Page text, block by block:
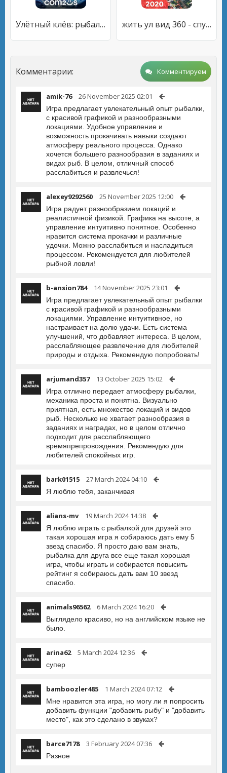
Улётный клёв: рыбалка в 3D жить ул вид 360 - спутник вид , Земля карта
Комментарии: Комментируем
amik-76 26 November 2025 02:01
Игра предлагает увлекательный опыт рыбалки,
с красивой графикой и разнообразными
локациями. Удобное управление и
возможность прокачивать навыки создают
атмосферу реального процесса. Однако
хочется большего разнообразия в заданиях и
видах рыб. В целом, отличный способ
расслабиться и развлечься!
alexey9292560 25 November 2025 12:00
Игра радует разнообразием локаций и
реалистичной физикой. Графика на высоте, а
управление интуитивно понятное. Особенно
нравится система прокачки и различные
удочки. Можно расслабиться и насладиться
процессом. Рекомендуется для любителей
рыбной ловли!
b-ansion784 14 November 2025 23:01
Игра предлагает увлекательный опыт рыбалки
с красивой графикой и разнообразными
локациями. Управление интуитивное, но
настраивает на долю удачи. Есть система
улучшений, что добавляет интереса. В целом,
расслабляющее развлечение для любителей
природы и отдыха. Рекомендую попробовать!
arjumand357 13 October 2025 15:02
Игра отлично передает атмосферу рыбалки,
механика проста и понятна. Визуально
приятная, есть множество локаций и видов
рыб. Несколько не хватает разнообразия в
заданиях и наградах, но в целом отлично
подходит для расслабляющего
времяпрепровождения. Рекомендую для
любителей спокойных игр.
bark01515 27 March 2024 04:10
Я люблю тебя, заканчивая
alians-mv 19 March 2024 14:38
Я люблю играть с рыбалкой для друзей это
такая хорошая игра я собираюсь дать ему 5
звезд спасибо. Я просто даю вам знать,
рыбалка для друга все еще такая хорошая
игра, чтобы играть и собирается повысить
рейтинг я собираюсь дать вам 10 звезд
спасибо.
animals96562 6 March 2024 16:20
Выглядело красиво, но на английском языке не
было.
arina62 5 March 2024 12:36
супер
bamboozler485 1 March 2024 07:12
Мне нравится эта игра, но могу ли я попросить
добавить функции "добавить рыбу" и "добавить
место", как это сделано в звуках?
barce7178 3 February 2024 07:36
Разное